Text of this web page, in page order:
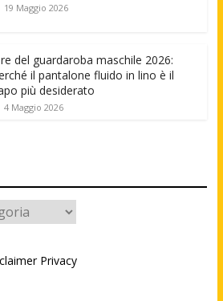
19 Maggio 2026
del guardaroba maschile 2026:
il pantalone fluido in lino è il
più desiderato
4 Maggio 2026
Privacy